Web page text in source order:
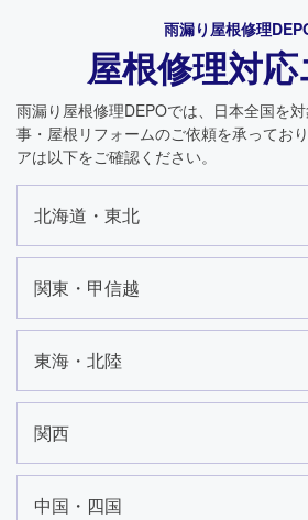
雨漏り屋根修理
屋根修理対
雨漏り屋根修理DEPOでは、日本全国を
事・屋根リフォームのご依頼を承ってお
アは以下をご確認ください。
北海道・東北
関東・甲信越
東海・北陸
関西
中国・四国